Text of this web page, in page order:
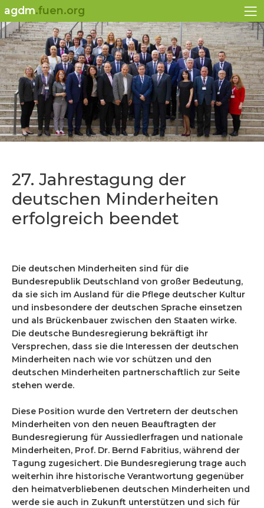
agdm.fuen.org
27. Jahrestagung der
deutschen Minderheiten
erfolgreich beendet
Die deutschen Minderheiten sind für die
Bundesrepublik Deutschland von großer Bedeutung,
da sie sich im Ausland für die Pflege deutscher Kultur
und insbesondere der deutschen Sprache einsetzen
und als Brückenbauer zwischen den Staaten wirke.
Die deutsche Bundesregierung bekräftigt ihr
Versprechen, dass sie die Interessen der deutschen
Minderheiten nach wie vor schützen und den
deutschen Minderheiten partnerschaftlich zur Seite
stehen werde.
Diese Position wurde den Vertretern der deutschen
Minderheiten von den neuen Beauftragten der
Bundesregierung für Aussiedlerfragen und nationale
Minderheiten, Prof. Dr. Bernd Fabritius, während der
Tagung zugesichert. Die Bundesregierung trage auch
weiterhin ihre historische Verantwortung gegenüber
den heimatverbliebenen deutschen Minderheiten und
werde sie auch in Zukunft unterstützen und sich für